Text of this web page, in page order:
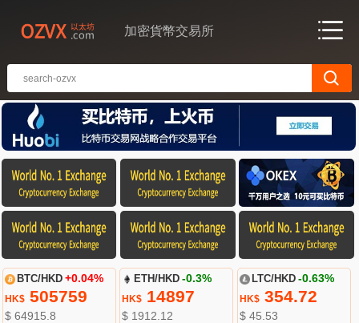
加密貨幣交易所
BTC/HKD +0.04%
HK$505759
$ 64915.8
ETH/HKD -0.3%
HK$ 14897
$ 1912.12
LTC/HKD -0.63%
HK$354.72
$ 45.53